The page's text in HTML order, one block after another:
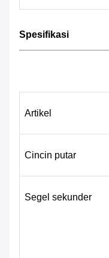
Spesifikasi
Artikel
Cincin putar
Segel sekunder